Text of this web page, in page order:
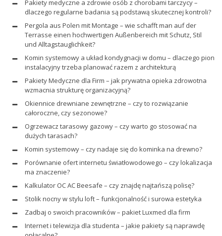
Pakiety medyczne a zdrowie osób z chorobami tarczycy –
dlaczego regularne badania są podstawą skutecznej kontroli?
Pergola aus Polen mit Montage – wie schafft man auf der
Terrasse einen hochwertigen Außenbereich mit Schutz, Stil
und Alltagstauglichkeit?
Komin systemowy a układ kondygnacji w domu – dlaczego pion
instalacyjny trzeba planować razem z architekturą
Pakiety Medyczne dla Firm – jak prywatna opieka zdrowotna
wzmacnia strukturę organizacyjną?
Okiennice drewniane zewnętrzne – czy to rozwiązanie
całoroczne, czy sezonowe?
Ogrzewacz tarasowy gazowy – czy warto go stosować na
dużych tarasach?
Komin systemowy – czy nadaje się do kominka na drewno?
Porównanie ofert internetu światłowodowego – czy lokalizacja
ma znaczenie?
Kalkulator OC AC Beesafe – czy znajdę najtańszą polisę?
Stolik nocny w stylu loft – funkcjonalność i surowa estetyka
Zadbaj o swoich pracowników – pakiet Luxmed dla firm
Internet i telewizja dla studenta – jakie pakiety są naprawdę